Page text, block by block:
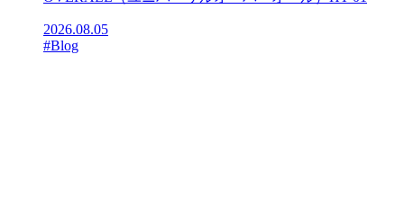
2026.08.05
#Blog